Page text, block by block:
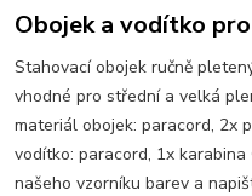
Obojek a vodítko
Stahovací obojek ručně
vhodné pro střední a velká
materiál obojek: paracord, 2x
vodítko: paracord, 1x
našeho vzorníku barev a